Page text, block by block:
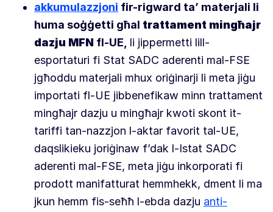
akkumulazzjoni fir-rigward ta’ materjali li
huma soġġetti għal trattament mingħajr
dazju MFN fl-UE, li jippermetti lill-
esportaturi fi Stat SADC aderenti mal-FSE
jgħoddu materjali mhux oriġinarji li meta jiġu
importati fl-UE jibbenefikaw minn trattament
mingħajr dazju u mingħajr kwoti skont it-
tariffi tan-nazzjon l-aktar favorit tal-UE,
daqslikieku joriġinaw f’dak l-Istat SADC
aderenti mal-FSE, meta jiġu inkorporati fi
prodott manifatturat hemmhekk, dment li ma
jkun hemm fis-seħħ l-ebda dazju anti-